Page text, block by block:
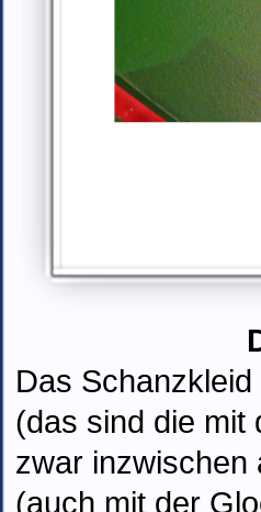
Das
(das sind die
zwar inzwischen
(auch mit der